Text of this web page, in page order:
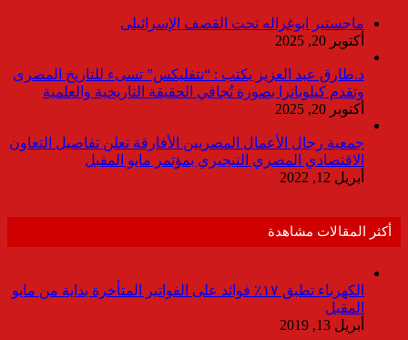
ماجستير ابوغزاله تحت القصف الإسرائيلى
أكتوبر 20, 2025
د.طارق عبد العزيز يكتب : “نتفليكس” تسىء للتاريخ المصرى
وتقدم كيلوباترا بصورة تُجافي الحقيقة التاريخية والعلمية
أكتوبر 20, 2025
جمعية رجال الأعمال المصريين الأفارقة تعلن تفاصيل التعاون
الاقتصادي المصري النيجيري بمؤتمر مايو المقبل
أبريل 12, 2022
أكثر المقالات مشاهدة
الكهرباء تطبق ١٧٪ فوائد على الفواتير المتأخرة بداية من مايو
المقبل
أبريل 13, 2019